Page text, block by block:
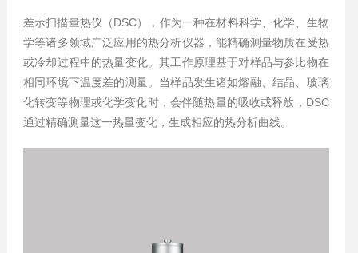
差示扫描量热仪（DSC），作为一种在材料科学、化学、生物
学等诸多领域广泛应用的热分析仪器，能精确测量物质在受热
或冷却过程中的热量变化。其工作原理基于对样品与参比物在
相同环境下温度差的测量。当样品发生诸如熔融、结晶、玻璃
化转变等物理或化学变化时，会伴随热量的吸收或释放，DSC
通过精确测量这一热量变化，生成相应的热分析曲线。